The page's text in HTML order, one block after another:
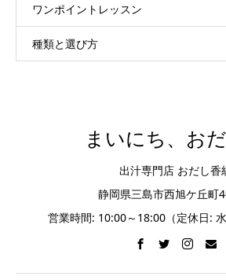
ワンポイントレッスン
種類と選び方
まいにち、おだ
出汁専門店 おだし香
静岡県三島市西旭ケ丘町
営業時間: 10:00～18:00（定休日: 水